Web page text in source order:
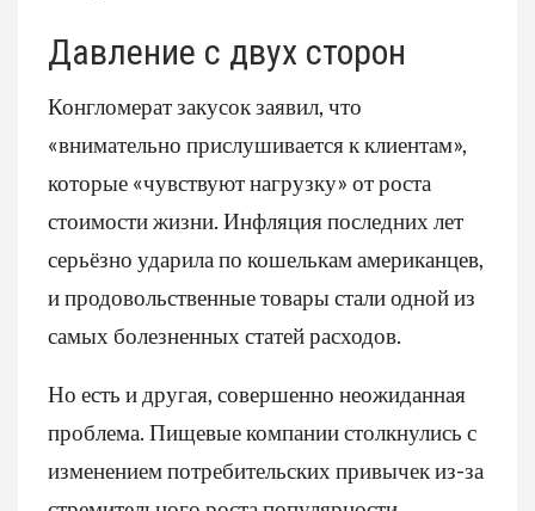
Давление с двух сторон
Конгломерат закусок заявил, что
«внимательно прислушивается к клиентам»,
которые «чувствуют нагрузку» от роста
стоимости жизни. Инфляция последних лет
серьёзно ударила по кошелькам американцев,
и продовольственные товары стали одной из
самых болезненных статей расходов.
Но есть и другая, совершенно неожиданная
проблема. Пищевые компании столкнулись с
изменением потребительских привычек из-за